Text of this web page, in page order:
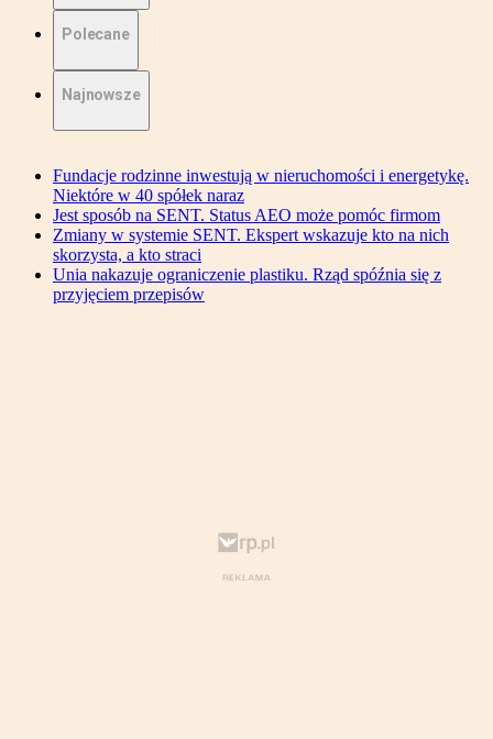
Polecane
Najnowsze
Fundacje rodzinne inwestują w nieruchomości i energetykę.
Niektóre w 40 spółek naraz
Jest sposób na SENT. Status AEO może pomóc firmom
Zmiany w systemie SENT. Ekspert wskazuje kto na nich
skorzysta, a kto straci
Unia nakazuje ograniczenie plastiku. Rząd spóźnia się z
przyjęciem przepisów